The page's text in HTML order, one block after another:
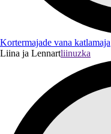
Kortermajade vana katlamaja
Liina ja Lennartliinuzka